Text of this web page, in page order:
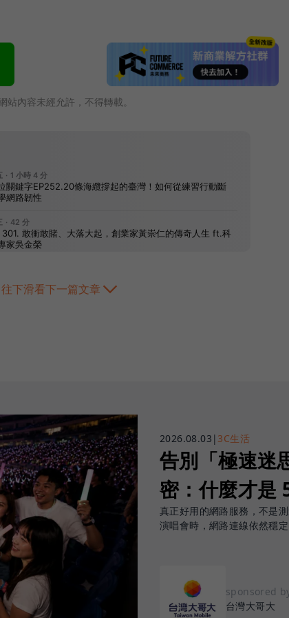
站內容未經允許，不得轉載。
往下滑看下一篇文章
2026.08.03 | 3C生活
告別「極速迷
密：什麼才是
真正好用的網路服務，不是
演唱會時，網路連線依然穩定
sponsored
台灣大哥大